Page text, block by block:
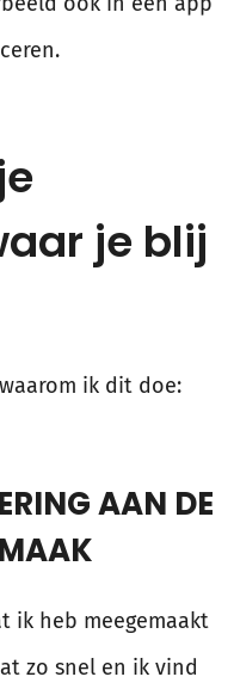
je blij
ik dit doe:
AAN DE
ik heb meegemaakt
zo snel en ik vind